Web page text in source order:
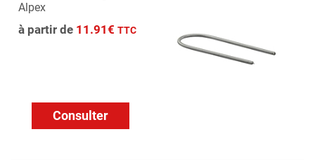
Alpex
à partir de 11.91€ TTC
Consulter